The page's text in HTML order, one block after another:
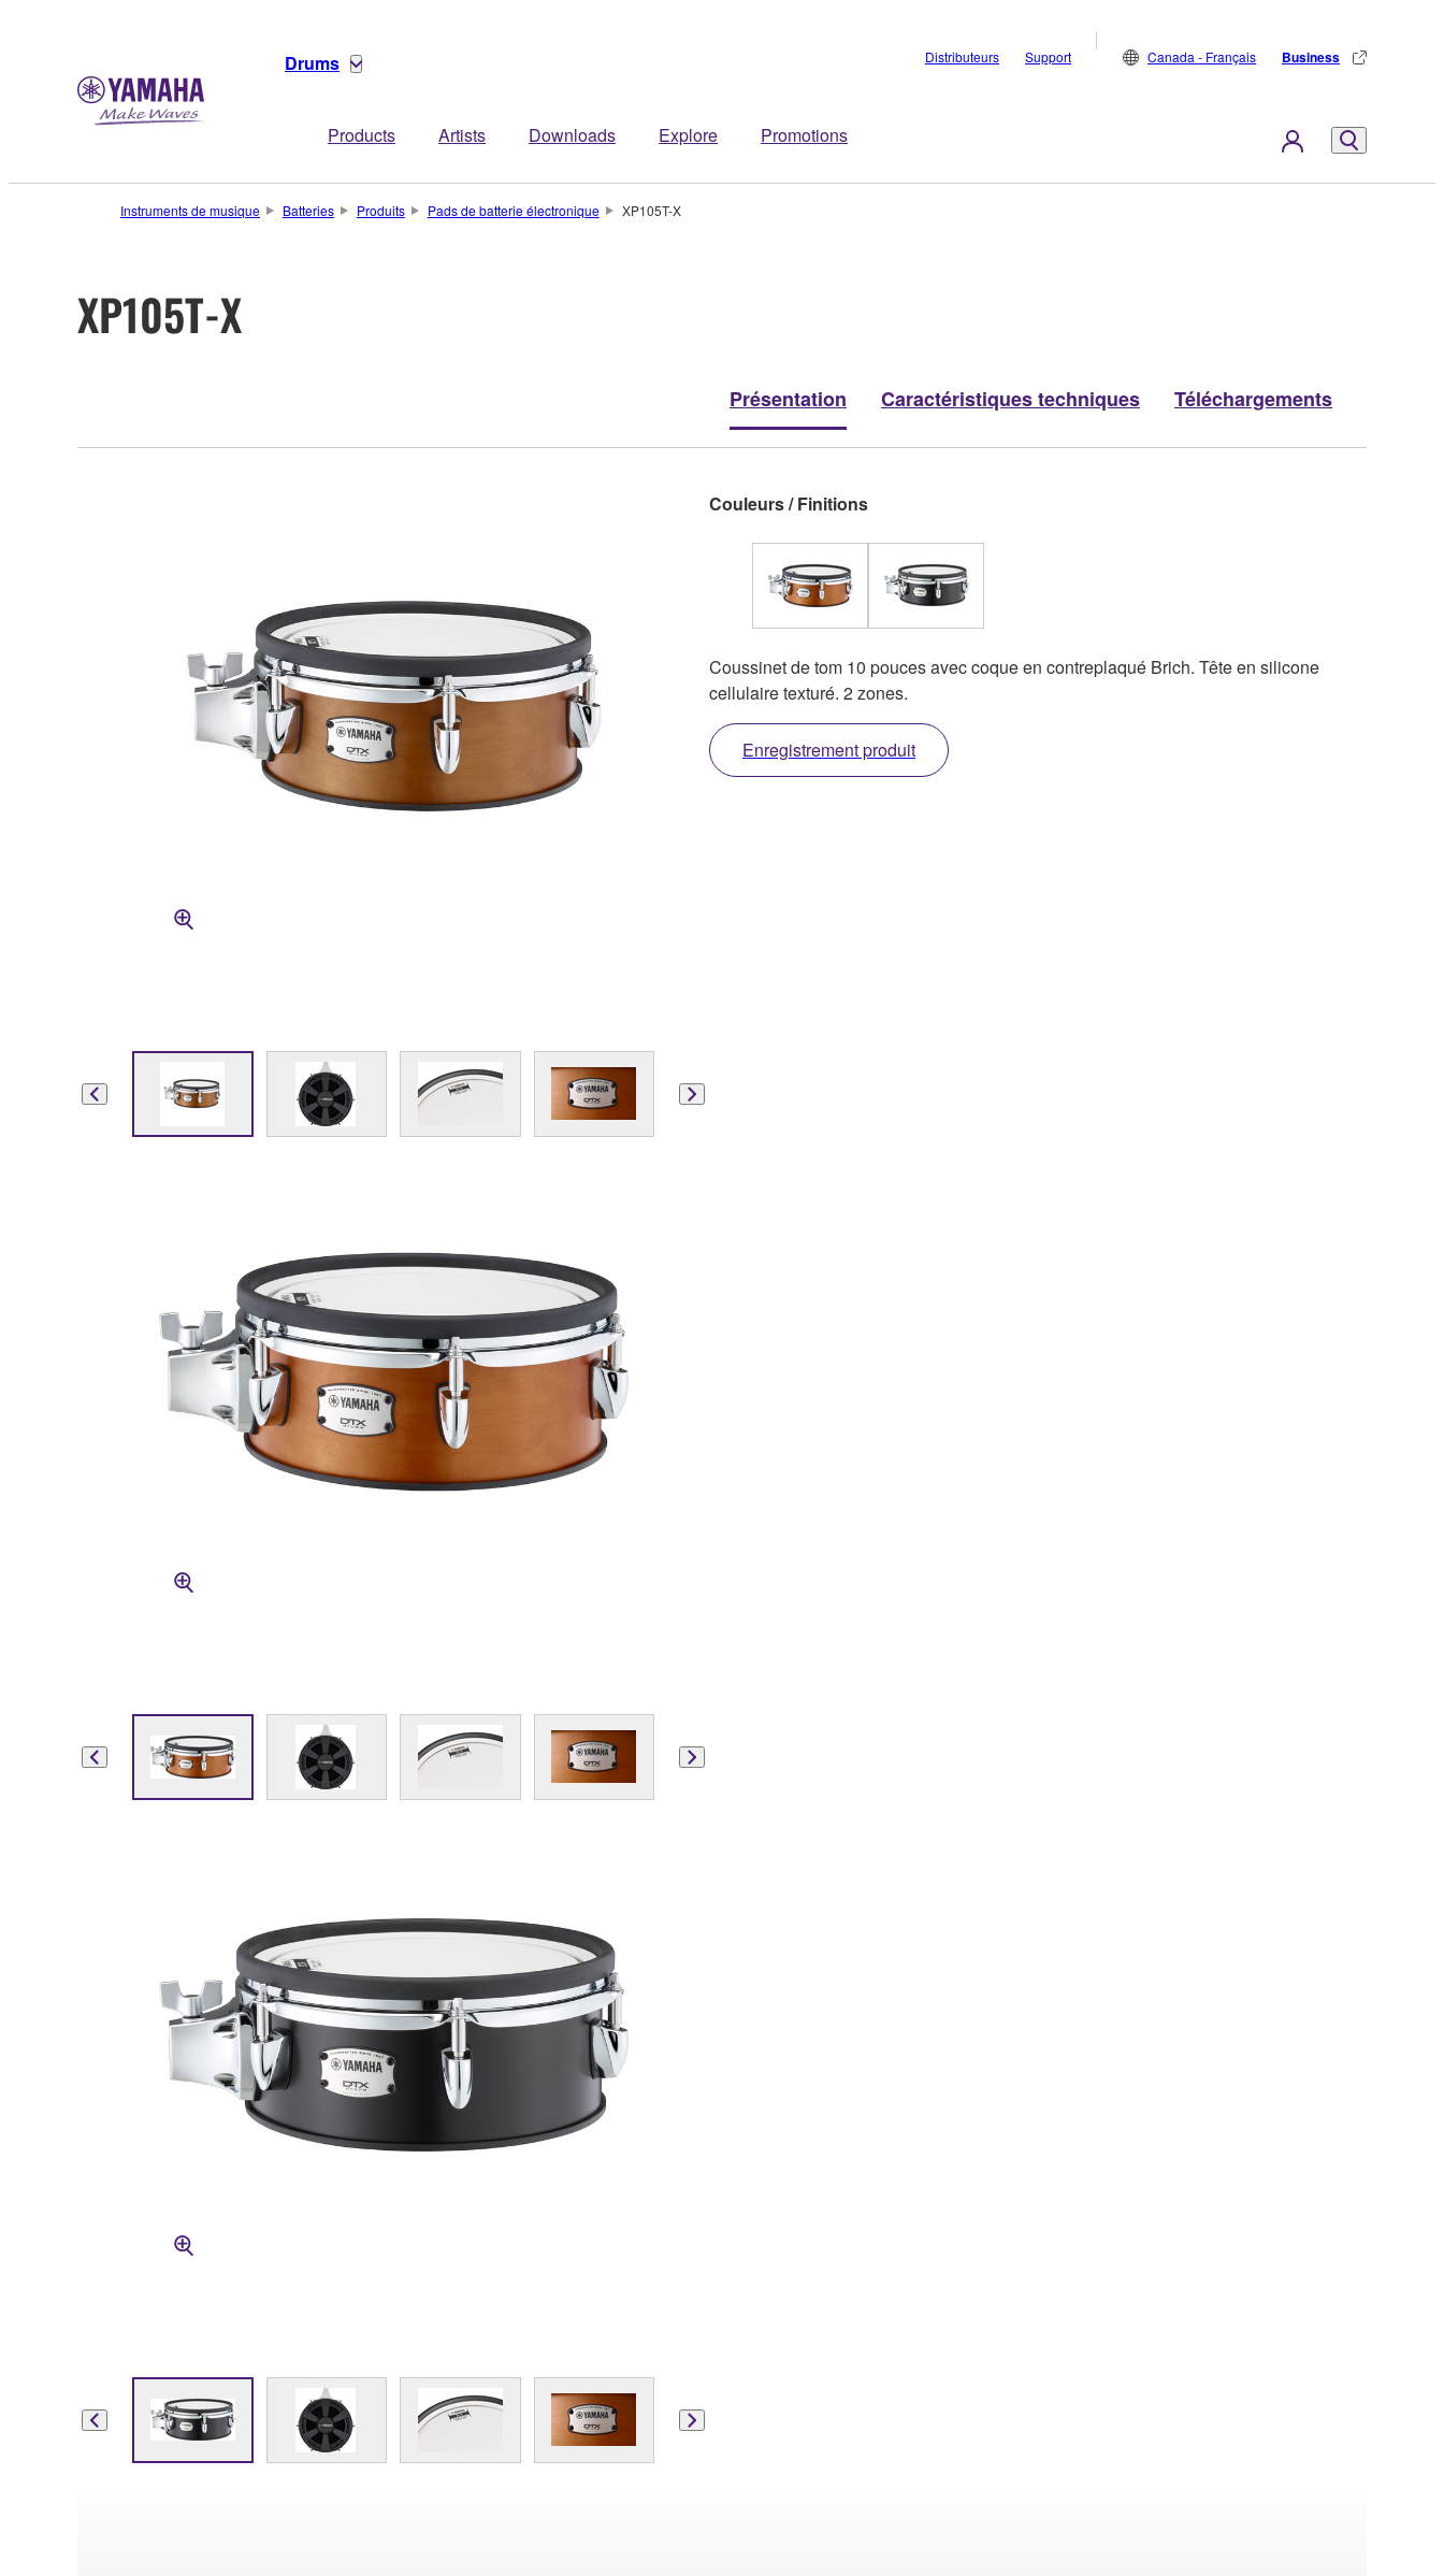
Drums
Products Artists Downloads Explore Promotions
Distributeurs Support Canada - Français Business
Instruments de musique Batteries Produits Pads de batterie électronique XP105T-X
XP105T-X
Présentation Caractéristiques techniques Téléchargements
Couleurs / Finitions
Coussinet de tom 10 pouces avec coque en contreplaqué Brich. Tête en silicone
cellulaire texturé. 2 zones.
Enregistrement produit